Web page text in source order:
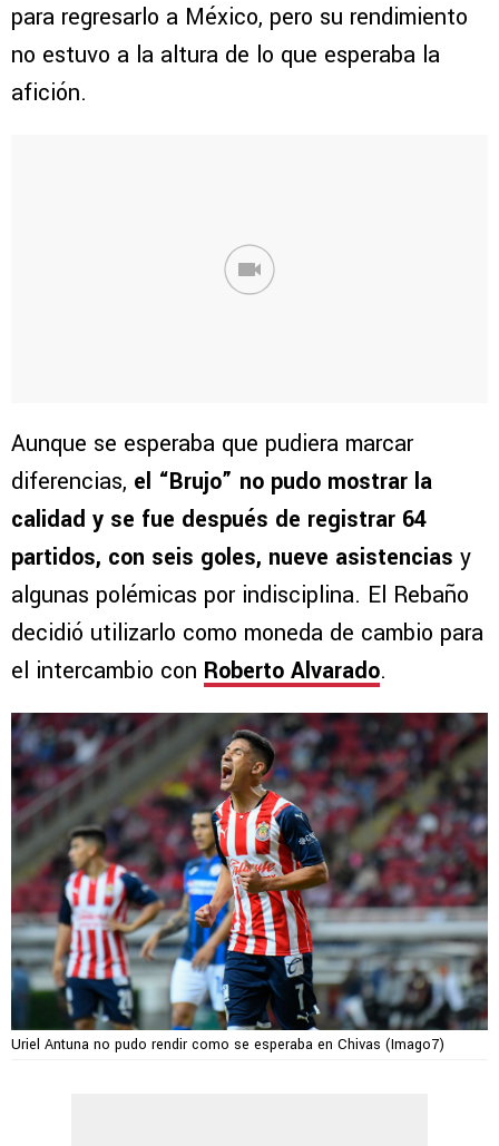
para regresarlo a México, pero su rendimiento
no estuvo a la altura de lo que esperaba la
afición.
Aunque se esperaba que pudiera marcar
diferencias, el “Brujo” no pudo mostrar la
calidad y se fue después de registrar 64
partidos, con seis goles, nueve asistencias y
algunas polémicas por indisciplina. El Rebaño
decidió utilizarlo como moneda de cambio para
el intercambio con Roberto Alvarado.
Uriel Antuna no pudo rendir como se esperaba en Chivas (Imago7)